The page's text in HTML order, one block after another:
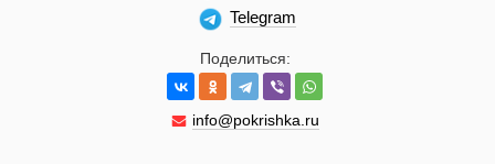
Поделиться:
info@pokrishka.ru
Telegram